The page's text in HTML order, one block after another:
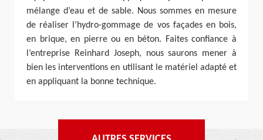
mélange d’eau et de sable. Nous sommes en mesure
de réaliser l’hydro-gommage de vos façades en bois,
en brique, en pierre ou en béton. Faites confiance à
l’entreprise Reinhard Joseph, nous saurons mener à
bien les interventions en utilisant le matériel adapté et
en appliquant la bonne technique.